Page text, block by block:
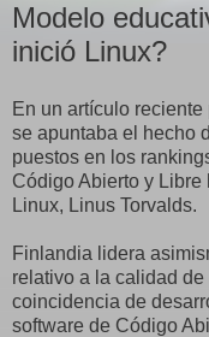
Modelo
inició Linux?
En un artículo
se apuntaba el hecho
puestos en los
Código Abierto y
Linux, Linus Torvalds.
Finlandia lidera
relativo a la calidad
coincidencia de
software de Código